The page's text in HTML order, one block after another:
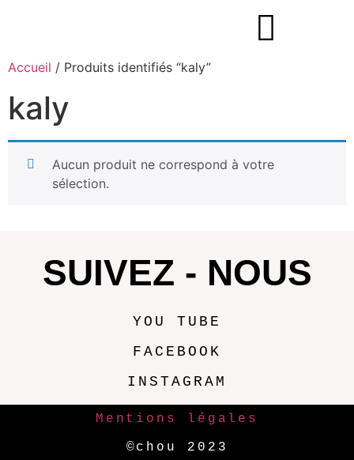
Accueil / Produits identifiés “kaly”
kaly
Aucun produit ne correspond à votre
sélection.
SUIVEZ - NOUS
YOU TUBE
FACEBOOK
INSTAGRAM
Mentions légales
©chou 2023